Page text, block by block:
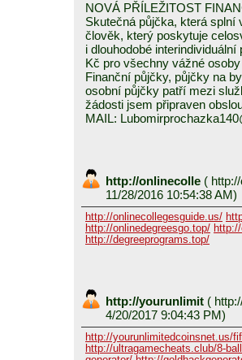
NOVÁ PŘÍLEŽITOST
Skutečná půjčka, která
člověk, který poskytuje
i dlouhodobé
Kč pro všechny vážné
Finanční půjčky, půjčky na
osobní půjčky patří mezi
žádosti jsem připraven
MAIL:
http://onlinecolle (
11/28/2016 10:54:38 AM)
http://onlinecollegesguide.us/
http://onlinedegreesgo.top/
http://degreeprograms.top/
http://yourunlimit (
4/20/2017 9:04:43 PM)
http://yourunlimitedcoinsnet.us/
http://ultragamecheats.club/8-